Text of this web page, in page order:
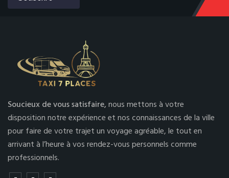
Soucieux de vous satisfaire,nous mettons à votre
disposition notre expérience et nos connaissances de la ville
pour faire de votre trajet un voyage agréable, le tout en
arrivant à l’heure à vos rendez-vous personnels comme
professionnels.